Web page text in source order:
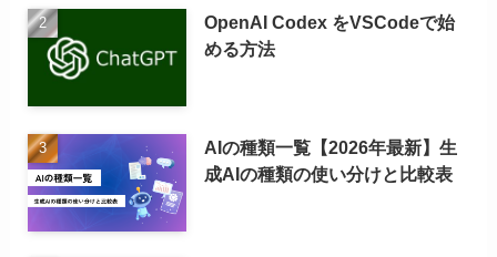
OpenAI Codex をVSCodeで始
める方法
AIの種類一覧【2026年最新】生
成AIの種類の使い分けと比較表